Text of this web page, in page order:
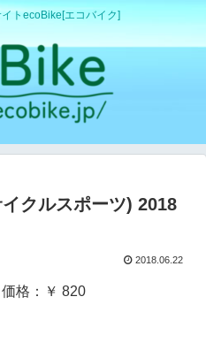
トecoBike[エコバイク]
クルスポーツ) 2018
2018.06.22
価格：￥ 820